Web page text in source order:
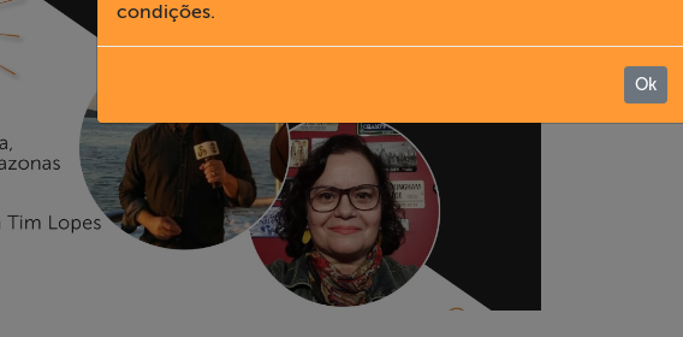
condições.
Ok